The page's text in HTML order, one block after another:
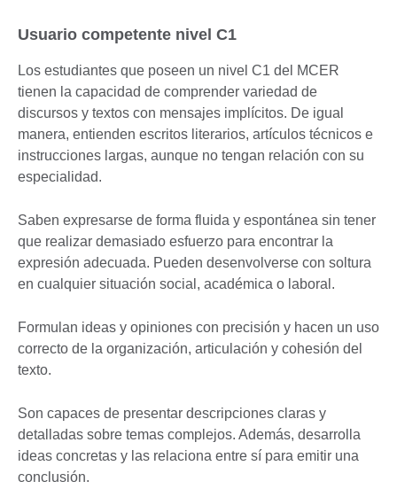
Usuario competente nivel C1
Los estudiantes que poseen un nivel C1 del MCER
tienen la capacidad de comprender variedad de
discursos y textos con mensajes implícitos. De igual
manera, entienden escritos literarios, artículos técnicos e
instrucciones largas, aunque no tengan relación con su
especialidad.
Saben expresarse de forma fluida y espontánea sin tener
que realizar demasiado esfuerzo para encontrar la
expresión adecuada. Pueden desenvolverse con soltura
en cualquier situación social, académica o laboral.
Formulan ideas y opiniones con precisión y hacen un uso
correcto de la organización, articulación y cohesión del
texto.
Son capaces de presentar descripciones claras y
detalladas sobre temas complejos. Además, desarrolla
ideas concretas y las relaciona entre sí para emitir una
conclusión.